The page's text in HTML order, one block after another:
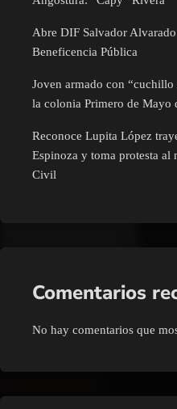
Abre DIF Salvador
Beneficencia Pública
Joven armado con
la colonia Primero de Mayo
Reconoce Lupita López
Espinoza y toma protesta al
Civil
Comentarios
No hay comentarios que